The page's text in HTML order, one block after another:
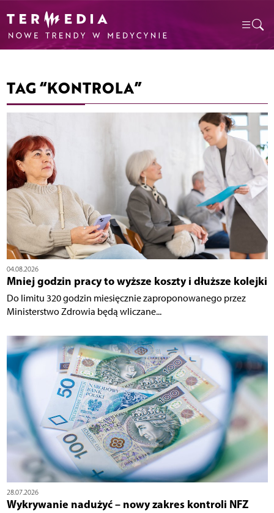
TAG “KONTROLA”
04.08.2026
Mniej godzin pracy to wyższe koszty i dłuższe kolejki
Do limitu 320 godzin miesięcznie zaproponowanego przez
Ministerstwo Zdrowia będą wliczane...
28.07.2026
Wykrywanie nadużyć – nowy zakres kontroli NFZ